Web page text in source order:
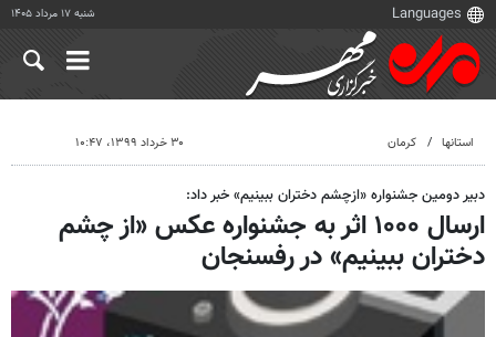
شنبه ۱۷ مرداد ۱۴۰۵
استانها کرمان ۳۰ خرداد ۱۳۹۹، ۱۰:۴۷
دبیر دومین جشنواره «ازچشم دختران ببینیم» خبر داد:
ارسال ۱۰۰۰ اثر به جشنواره عکس «از چشم
دختران ببینیم» در رفسنجان